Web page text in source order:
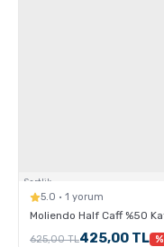
Sertlik:
5.0 · 1 yorum
Moliendo Half Caff %50
625,00 TL425,00 TL